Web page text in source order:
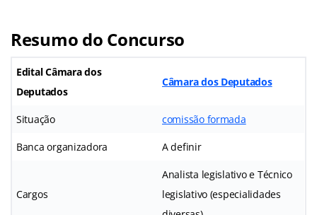
Resumo do Concurso
Edital Câmara dos
Deputados
Câmara dos Deputados
Situação comissão formada
Banca organizadora A definir
Cargos
Analista legislativo e Técnico
legislativo (especialidades